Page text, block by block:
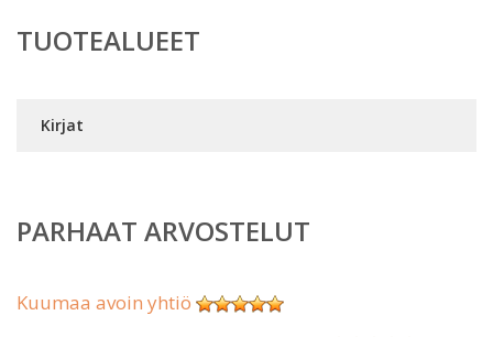
TUOTEALUEET
Kirjat
PARHAAT ARVOSTELUT
Kuumaa avoin yhtiö